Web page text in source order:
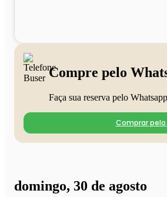
Compre pelo
Faça sua reserva pelo
Comprar
domingo, 30 de agosto